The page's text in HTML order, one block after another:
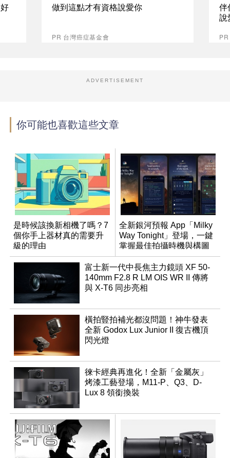
做到這點才有資格說愛你
PR 台灣癌症基金會
伴
說
ADVERTISEMENT
你可能也喜歡這些文章
是時候該換新相機了嗎？7
個你手上器材真的需要升
級的理由
全新銀河預報 App「Milky
Way Tonight」登場，一鍵
掌握最佳拍攝時機與構圖
富士新一代中長焦主力鏡頭 XF 50-
140mm F2.8 R LM OIS WR II 傳將
與 X-T6 同步亮相
橫拍豎拍補光都沒問題！神牛發表
全新 Godox Lux Junior II 復古機頂
閃光燈
徠卡經典再進化！全新「金屬灰」
烤漆工藝登場，M11-P、Q3、D-
Lux 8 領銜換裝